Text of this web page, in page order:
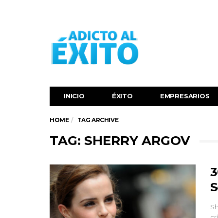
INICIO ÉXITO‬ EMPRESARIOS
HOME TAG ARCHIVE
TAG: SHERRY ARGOV